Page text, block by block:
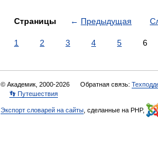
Страницы ← Предыдущая
1 2 3 4 5 6
© Академик, 2000-2026 Обратная связь:
👣 Путешествия
Экспорт словарей на сайты , сделанные на PHP,